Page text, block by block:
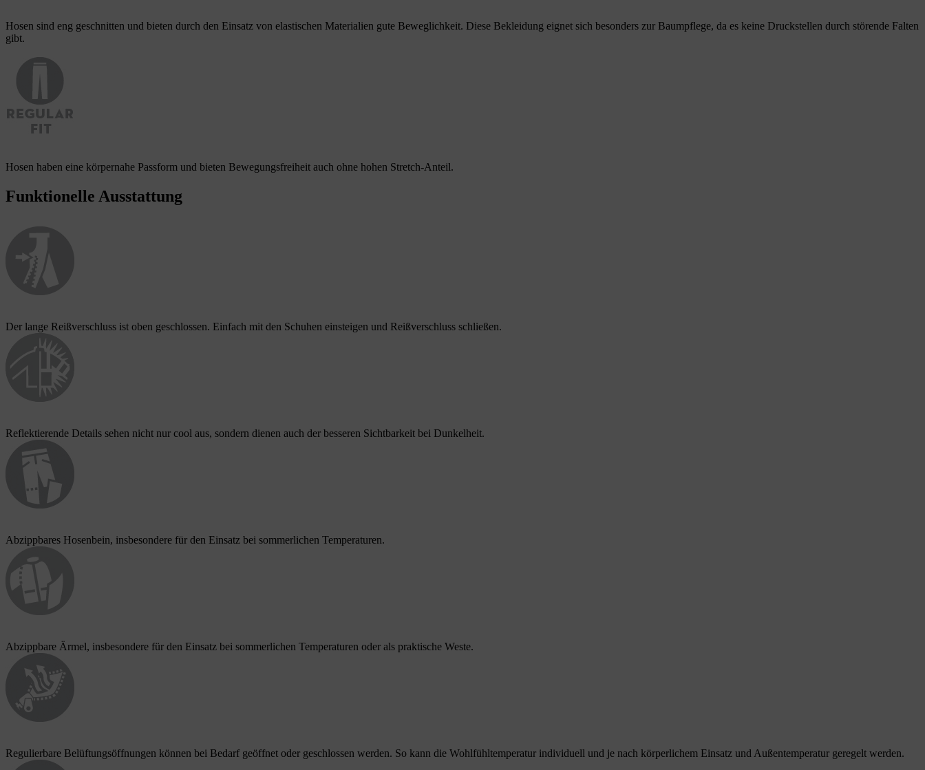
Hosen sind eng geschnitten und bieten durch den Einsatz von elastischen Materialien gute Beweglichkeit. Diese Bekleidung eignet sich besonders zur Baumpflege, da es keine Druckstellen durch störende Falten
gibt.
Hosen haben eine körpernahe Passform und bieten Bewegungsfreiheit auch ohne hohen Stretch-Anteil.
Funktionelle Ausstattung
Der lange Reißverschluss ist oben geschlossen. Einfach mit den Schuhen einsteigen und Reißverschluss schließen.
Reflektierende Details sehen nicht nur cool aus, sondern dienen auch der besseren Sichtbarkeit bei Dunkelheit.
Abzippbares Hosenbein, insbesondere für den Einsatz bei sommerlichen Temperaturen.
Abzippbare Ärmel, insbesondere für den Einsatz bei sommerlichen Temperaturen oder als praktische Weste.
Regulierbare Belüftungsöffnungen können bei Bedarf geöffnet oder geschlossen werden. So kann die Wohlfühltemperatur individuell und je nach körperlichem Einsatz und Außentemperatur geregelt werden.